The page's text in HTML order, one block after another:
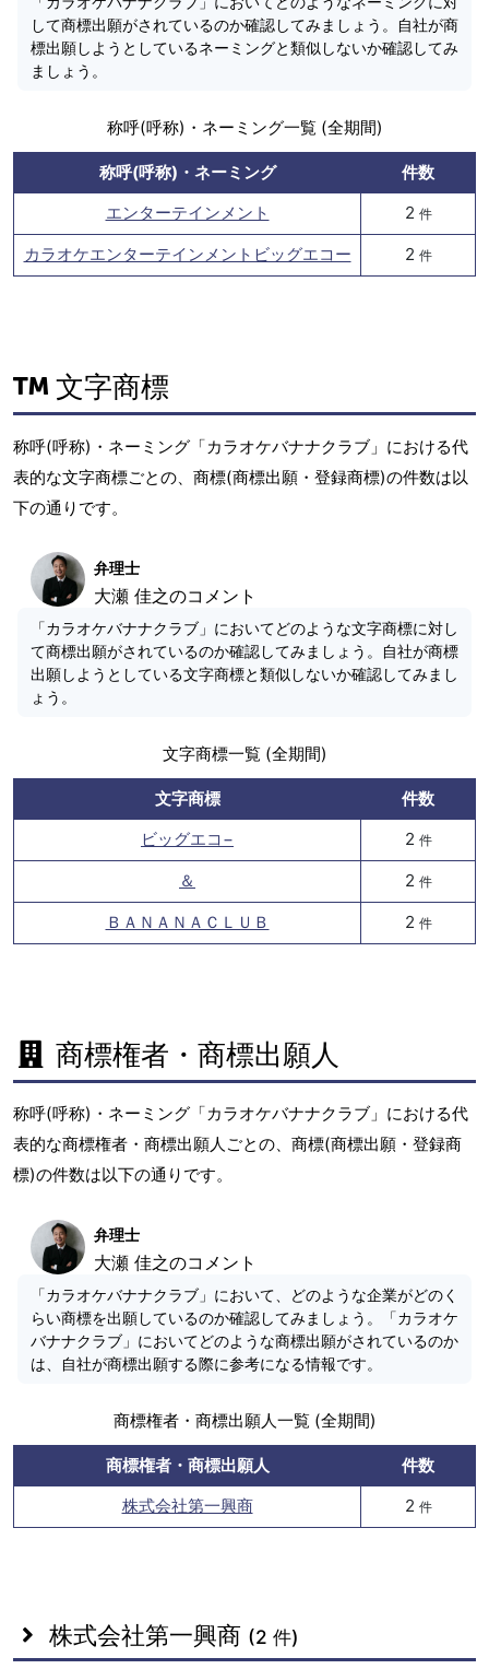
して商標出願がされているのか確認してみましょう。自社が商
標出願しようとしているネーミングと類似しないか確認してみ
ましょう。
称呼(呼称)・ネーミング一覧 (全期間)
称呼(呼称)・ネーミング
件数
エンターテインメント
2 件
カラオケエンターテインメントビッグエコー 2 件
文字商標
称呼(呼称)・ネーミング「カラオケバナナクラブ」における代
表的な文字商標ごとの、商標(商標出願・登録商標)の件数は以
下の通りです。
弁理士
大瀬 佳之のコメント
「カラオケバナナクラブ」においてどのような文字商標に対し
て商標出願がされているのか確認してみましょう。自社が商標
出願しようとしている文字商標と類似しないか確認してみまし
ょう。
文字商標一覧 (全期間)
文字商標
件数
ビッグエコ−
2 件
＆ 2 件
ＢＡＮＡＮＡＣＬＵＢ 2 件
商標権者・商標出願人
称呼(呼称)・ネーミング「カラオケバナナクラブ」における代
表的な商標権者・商標出願人ごとの、商標(商標出願・登録商
標)の件数は以下の通りです。
弁理士
大瀬 佳之のコメント
「カラオケバナナクラブ」において、どのような企業がどのく
らい商標を出願しているのか確認してみましょう。「カラオケ
バナナクラブ」においてどのような商標出願がされているのか
は、自社が商標出願する際に参考になる情報です。
商標権者・商標出願人一覧 (全期間)
商標権者・商標出願人
件数
株式会社第一興商
2 件
株式会社第一興商 (2 件)